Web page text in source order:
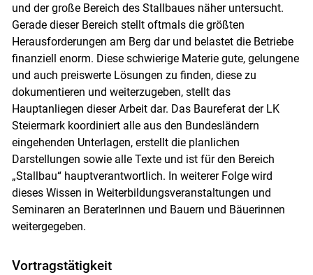
und der große Bereich des Stallbaues näher untersucht.
Gerade dieser Bereich stellt oftmals die größten
Herausforderungen am Berg dar und belastet die Betriebe
finanziell enorm. Diese schwierige Materie gute, gelungene
und auch preiswerte Lösungen zu finden, diese zu
dokumentieren und weiterzugeben, stellt das
Hauptanliegen dieser Arbeit dar. Das Baureferat der LK
Steiermark koordiniert alle aus den Bundesländern
eingehenden Unterlagen, erstellt die planlichen
Darstellungen sowie alle Texte und ist für den Bereich
„Stallbau“ hauptverantwortlich. In weiterer Folge wird
dieses Wissen in Weiterbildungsveranstaltungen und
Seminaren an BeraterInnen und Bauern und Bäuerinnen
weitergegeben.
Vortragstätigkeit